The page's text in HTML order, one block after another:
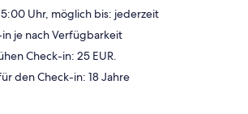
Uhr, möglich bis: jederzeit
je nach Verfügbarkeit
Check-in: 25 EUR.
den Check-in: 18 Jahre